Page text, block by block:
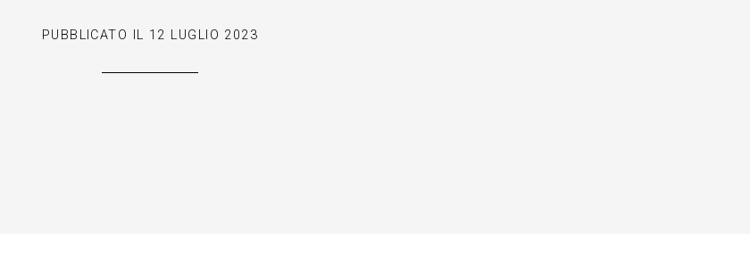
PUBBLICATO IL 12 LUGLIO 2023